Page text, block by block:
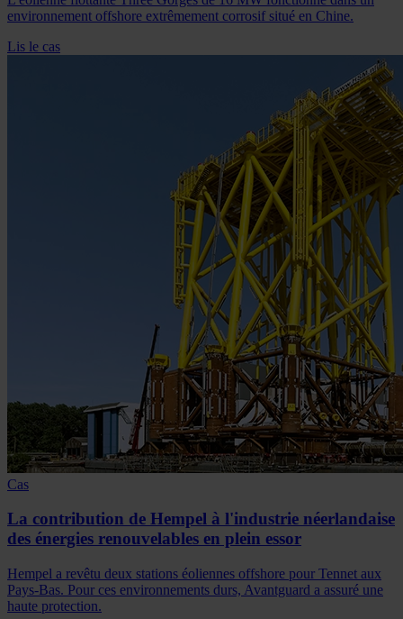
environnement offshore extrêmement corrosif situé en Chine.
Lis le cas
Cas
La contribution de Hempel à l'industrie néerlandaise
des énergies renouvelables en plein essor
Hempel a revêtu deux stations éoliennes offshore pour Tennet aux
Pays-Bas. Pour ces environnements durs, Avantguard a assuré une
haute protection.